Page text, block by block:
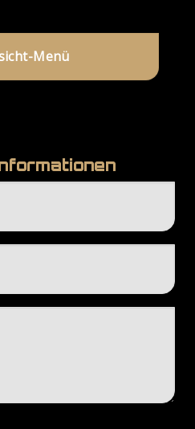
Menü